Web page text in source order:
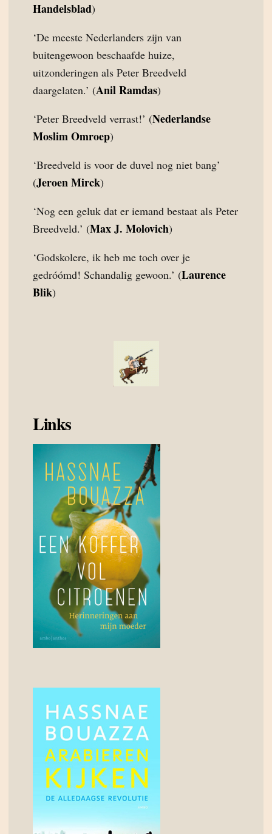
Handelsblad)
‘De meeste Nederlanders zijn van
buitengewoon beschaafde huize,
uitzonderingen als Peter Breedveld
daargelaten.’ (Anil Ramdas)
‘Peter Breedveld verrast!’ (Nederlandse
Moslim Omroep)
‘Breedveld is voor de duvel nog niet bang’
(Jeroen Mirck)
‘Nog een geluk dat er iemand bestaat als Peter
Breedveld.’ (Max J. Molovich)
‘Godskolere, ik heb me toch over je
gedróómd! Schandalig gewoon.’ (Laurence
Blik)
Links